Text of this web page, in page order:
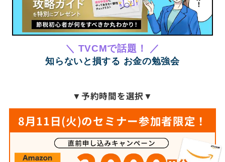
＼ TVCMで話題！ ／
知らないと損する お金の勉強会
▼予約時間を選択▼
8月11日(火)のセミナー参加者限定！